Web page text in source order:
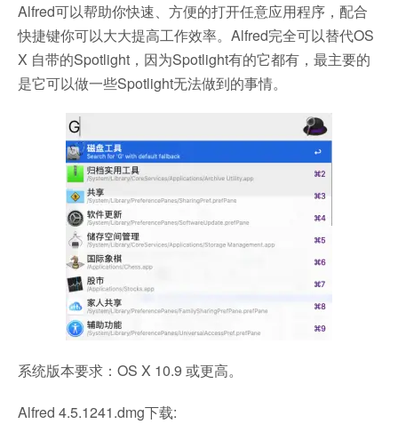
Alfred可以帮助你快速、方便的打开任意应用程序，配合
快捷键你可以大大提高工作效率。Alfred完全可以替代OS
X 自带的Spotlight，因为Spotlight有的它都有，最主要的
是它可以做一些Spotlight无法做到的事情。
系统版本要求：OS X 10.9 或更高。
Alfred 4.5.1241.dmg下载: